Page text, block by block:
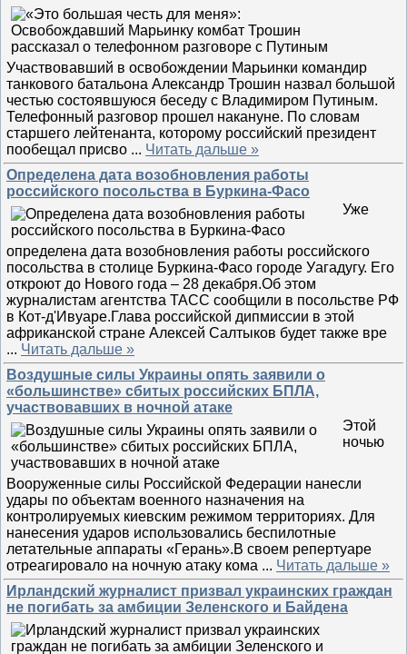
Участвовавший в освобождении Марьинки командир
танкового батальона Александр Трошин назвал большой
честью состоявшуюся беседу с Владимиром Путиным.
Телефонный разговор прошел накануне. По словам
старшего лейтенанта, которому российский президент
пообещал присво ... Читать дальше »
Определена дата возобновления работы
российского посольства в Буркина-Фасо
Уже
определена дата возобновления работы российского
посольства в столице Буркина-Фасо городе Уагадугу. Его
откроют до Нового года – 28 декабря.Об этом
журналистам агентства ТАСС сообщили в посольстве РФ
в Кот-д'Ивуаре.Глава российской дипмиссии в этой
африканской стране Алексей Салтыков будет также вре
... Читать дальше »
Воздушные силы Украины опять заявили о
«большинстве» сбитых российских БПЛА,
участвовавших в ночной атаке
Этой
ночью
Вооруженные силы Российской Федерации нанесли
удары по объектам военного назначения на
контролируемых киевским режимом территориях. Для
нанесения ударов использовались беспилотные
летательные аппараты «Герань».В своем репертуаре
отреагировало на ночную атаку кома ... Читать дальше »
Ирландский журналист призвал украинских граждан
не погибать за амбиции Зеленского и Байдена